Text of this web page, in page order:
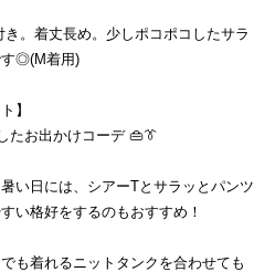
。着丈長め。少しポコポコしたサラ
す◎(M着用)
】
たお出かけコーデ 👜👔
い日には、シアーTとサラッとパンツ
い格好をするのもおすすめ！
も着れるニットタンクを合わせても